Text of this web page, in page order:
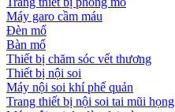
Máy garo cầm máu
Đèn mổ
Bàn mổ
Thiết bị chăm sóc vết thương
Thiết bị nội soi
Máy nội soi khí phế quản
Trang thiết bị nội soi tai mũi họng